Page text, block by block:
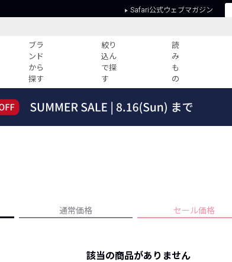
Safari公式ウェブマガジン
ブラ
ンド
から
探す
絞り
込ん
で探
す
読
み
も
の
すべての記事
人気記事ランキング
プライバシーポリシー
通常価格 セール価格
該当の商品がありません